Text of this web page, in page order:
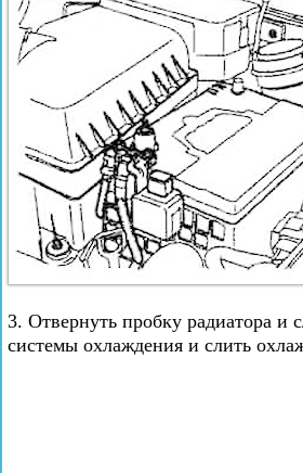
3. Отвернуть пробку радиатора и
системы охлаждения и слить